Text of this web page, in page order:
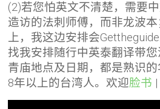
(2)若您怕英文不清楚，需要
造访的法刺师傅，而非龙波
上，我这边安排会
找我安排随行中英泰翻译带
青庙地点及日期，都是熟识
8年以上的台湾人。欢迎脸书 |